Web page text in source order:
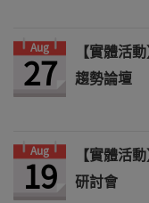
Aug
27
【實體活
趨勢論壇
Aug
19
【實體活
研討會